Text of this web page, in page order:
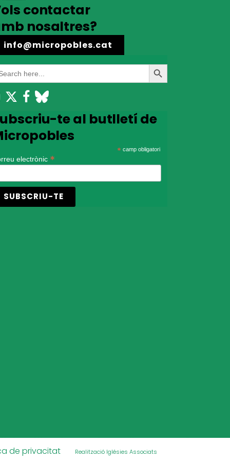
contactar
nosaltres?
info@micropobles.cat
Search
Button
te al butlletí de
* camp obligatori
electrònic *
de privacitat Realització Iglésies Associats